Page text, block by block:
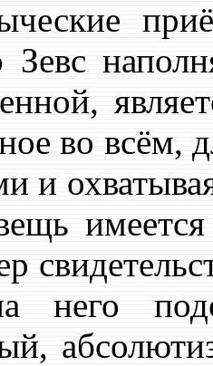
Зевс
во всём,
и
него